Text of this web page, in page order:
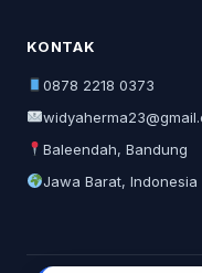
KONTAK
0878 2218 0373
Baleendah, Bandung
Jawa Barat, Indonesia